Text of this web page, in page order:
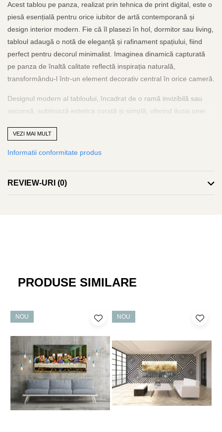
Acest tablou pe panza, realizat prin tehnica de print digital, este o
piesă esențială pentru orice iubitor de artă contemporană și
design interior modern. Fie că îl plasezi în hol, dormitor sau living,
tabloul adaugă o notă de eleganță și rafinament spațiului, fiind
perfect pentru decorul minimalist. Imaginea dinamică capturată
pe panza de înaltă calitate reflectă inspirația naturală,
transformându-l într-un element decorativ central în orice cameră.
Designul modern al tabloului, încadrat de o ramă invizibilă sau
ascunsă, subliniază estetica curată și simplă, oferind iluzia unei
cu tematica peisajului sau cu motivele abstracte, creează un
panou artistic care se integrează armonios în orice decor modern.
elegantă, ci și o expresie a stilului personal, fiind o alegere
populară pentru cei care doresc să adauge un strop de culoare și
VEZI MAI MULT
Informatii conformitate produs
REVIEW-URI (0)
PRODUSE SIMILARE
NOU NOU